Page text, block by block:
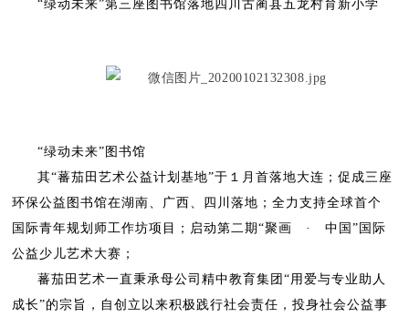
“绿动未来”第三座图书馆落地四川古蔺县五龙村育新小学
“绿动未来”图书馆
其“蕃茄田艺术公益计划基地”于１月首落地大连；促成三座
环保公益图书馆在湖南、广西、四川落地；全力支持全球首个
国际青年规划师工作坊项目；启动第二期“聚画 · 中国”国际
公益少儿艺术大赛；
蕃茄田艺术一直秉承母公司精中教育集团“用爱与专业助人
成长”的宗旨，自创立以来积极践行社会责任，投身社会公益事